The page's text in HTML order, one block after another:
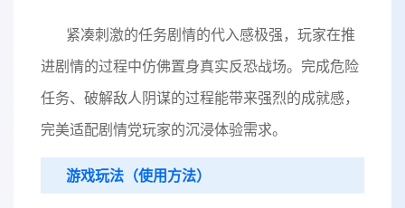
紧凑刺激的任务剧情的代入感极强，玩家在推
进剧情的过程中仿佛置身真实反恐战场。完成危险
任务、破解敌人阴谋的过程能带来强烈的成就感，
完美适配剧情党玩家的沉浸体验需求。
游戏玩法（使用方法）